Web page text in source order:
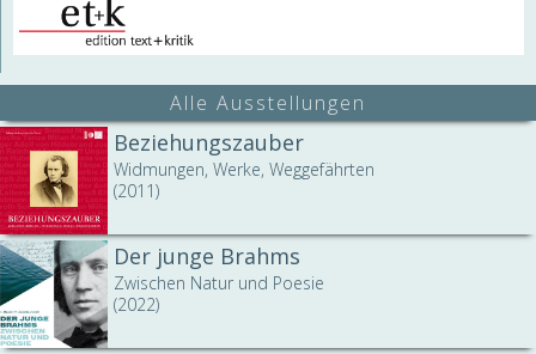
Alle Ausstellungen
Beziehungszauber
Widmungen, Werke, Weggefährten
(2011)
Der junge Brahms
Zwischen Natur und Poesie
(2022)